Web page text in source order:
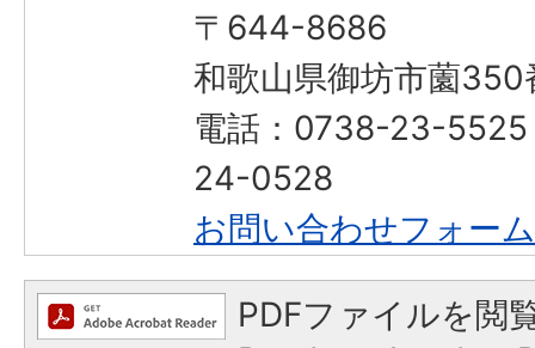
〒644-8686
和歌山県御坊市薗350
電話：0738-23-
24-0528
お問い合わせフォーム
PDFファイルを閲